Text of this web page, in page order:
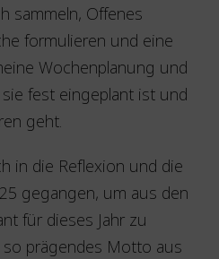
sammeln, Offenes
formulieren und eine
Wochenplanung und
fest eingeplant ist und
geht.
in die Reflexion und die
gegangen, um aus den
für dieses Jahr zu
prägendes Motto aus